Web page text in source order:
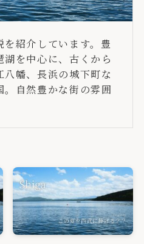
紹介しています。豊
を中心に、古くから
幡、長浜の城下町な
。自然豊かな街の雰囲